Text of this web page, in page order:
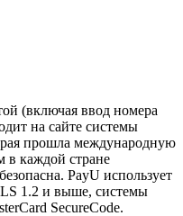
(включая ввод номера
на сайте системы
прошла международную
в каждой стране
PayU использует
1.2 и выше, системы
SecureCode.